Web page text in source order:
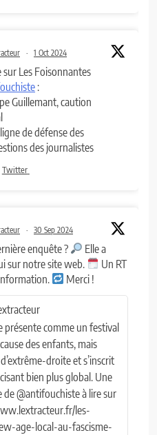
· 1 Oct 2024
sur Les Foisonnantes
:
Guillemant, caution
de défense des
des journalistes
Twitter
· 30 Sep 2024
enquête ?
Elle a
sur notre site web.
Un RT
Merci !
présente comme un festival
des enfants, mais
droite et s’inscrit
bien plus global. Une
@antifouchiste à lire sur
les-
age-local-au-fascisme-